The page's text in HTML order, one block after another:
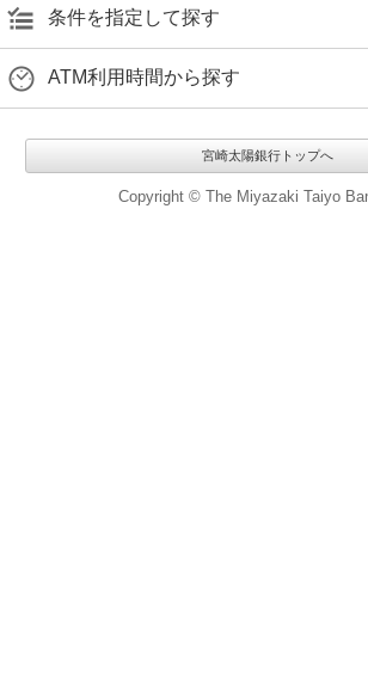
条件を指定して探す
ATM利用時間から探す
宮崎太陽銀行トップへ
Copyright © The Miyazaki Taiyo